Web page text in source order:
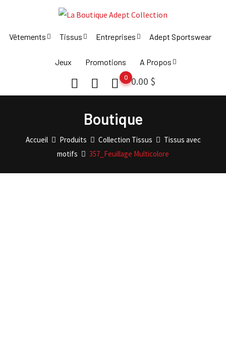
content
Vêtements Tissus Entreprises Adept Sportswear
Jeux Promotions A Propos
0.00 $
0
Boutique
Accueil Produits Collection Tissus
Tissus avec
motifs
357_Feuillage Multicolore